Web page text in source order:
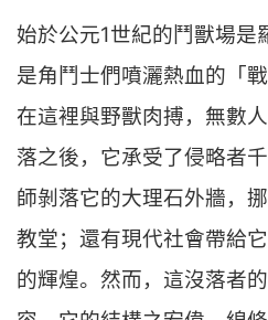
始於公元1世紀的鬥獸場是
是角鬥士們噴灑熱血的「
在這裡與野獸肉搏，無數
落之後，它承受了侵略者
師剝落它的大理石外牆，
教堂；還有現代社會帶給
的輝煌。然而，這沒落者